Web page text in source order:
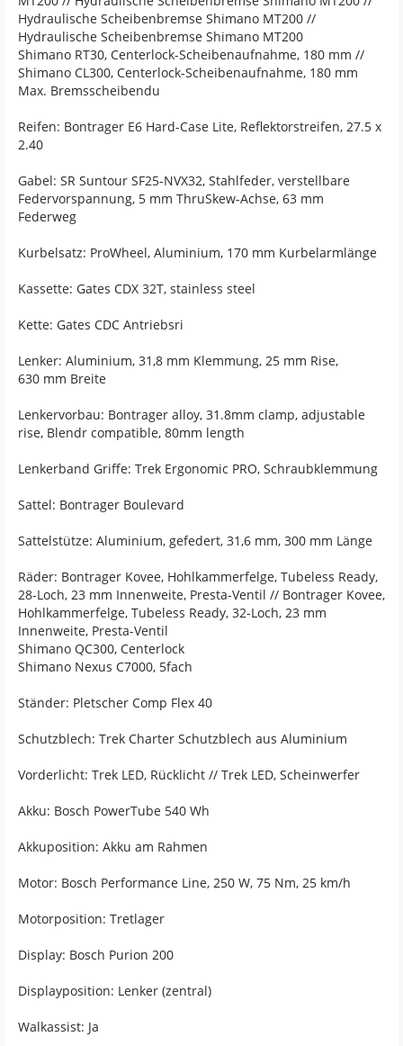
Hydraulische Scheibenbremse Shimano MT200 //
Hydraulische Scheibenbremse Shimano MT200
Shimano RT30, Centerlock-Scheibenaufnahme, 180 mm //
Shimano CL300, Centerlock-Scheibenaufnahme, 180 mm
Max. Bremsscheibendu
Reifen: Bontrager E6 Hard-Case Lite, Reflektorstreifen, 27.5 x
2.40
Gabel: SR Suntour SF25-NVX32, Stahlfeder, verstellbare
Federvorspannung, 5 mm ThruSkew-Achse, 63 mm
Federweg
Kurbelsatz: ProWheel, Aluminium, 170 mm Kurbelarmlänge
Kassette: Gates CDX 32T, stainless steel
Kette: Gates CDC Antriebsri
Lenker: Aluminium, 31,8 mm Klemmung, 25 mm Rise,
630 mm Breite
Lenkervorbau: Bontrager alloy, 31.8mm clamp, adjustable
rise, Blendr compatible, 80mm length
Lenkerband Griffe: Trek Ergonomic PRO, Schraubklemmung
Sattel: Bontrager Boulevard
Sattelstütze: Aluminium, gefedert, 31,6 mm, 300 mm Länge
Räder: Bontrager Kovee, Hohlkammerfelge, Tubeless Ready,
28-Loch, 23 mm Innenweite, Presta-Ventil // Bontrager Kovee,
Hohlkammerfelge, Tubeless Ready, 32-Loch, 23 mm
Innenweite, Presta-Ventil
Shimano QC300, Centerlock
Shimano Nexus C7000, 5fach
Ständer: Pletscher Comp Flex 40
Schutzblech: Trek Charter Schutzblech aus Aluminium
Vorderlicht: Trek LED, Rücklicht // Trek LED, Scheinwerfer
Akku: Bosch PowerTube 540 Wh
Akkuposition: Akku am Rahmen
Motor: Bosch Performance Line, 250 W, 75 Nm, 25 km/h
Motorposition: Tretlager
Display: Bosch Purion 200
Displayposition: Lenker (zentral)
Walkassist: Ja